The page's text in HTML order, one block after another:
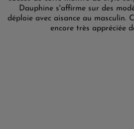
Dauphine s'affirme sur des
déploie avec aisance au masculin.
encore très appréciée